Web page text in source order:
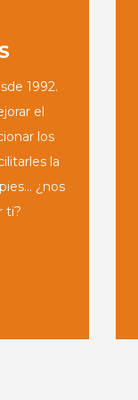
1992.
el
los
la
¿nos
ti?